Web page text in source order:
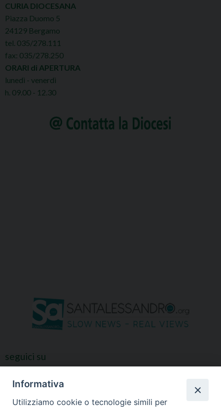
t
N
a
v
i
g
a
CURIA DIOCESANA
Piazza Duomo 5
24129 Bergamo
tel. 035/278.111
fax: 035/278.250
ORARI di APERTURA
lunedì - venerdì
h. 09.00 - 12.30
seguici su
Informativa
Utilizziamo cookie o tecnologie simili per